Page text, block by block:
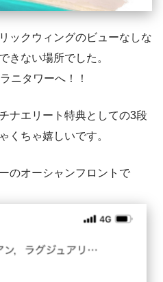
ックウィングのビューなしな
きない場所でした。
ニタワーへ！！
ナエリート特典としての3段
くちゃ嬉しいです。
のオーシャンフロントで